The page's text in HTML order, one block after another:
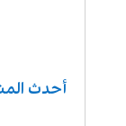
أحدث